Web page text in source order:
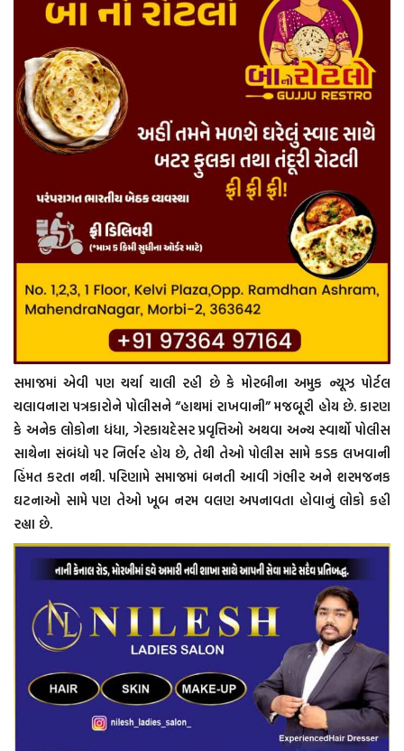
સમાજમાં એવી પણ ચર્ચા ચાલી રહી છે કે મોરબીના અમુક ન્યૂઝ પોર્ટલ
ચલાવનારા પત્રકારોને પોલીસને “હાથમાં રાખવાની” મજબૂરી હોય છે. કારણ
કે અનેક લોકોના ધંધા, ગેરકાયદેસર પ્રવૃત્તિઓ અથવા અન્ય સ્વાર્થો પોલીસ
સાથેના સંબંધો પર નિર્ભર હોય છે, તેથી તેઓ પોલીસ સામે કડક લખવાની
હિંમત કરતા નથી. પરિણામે સમાજમાં બનતી આવી ગંભીર અને શરમજનક
ઘટનાઓ સામે પણ તેઓ ખૂબ નરમ વલણ અપનાવતા હોવાનું લોકો કહી
રહ્યા છે.